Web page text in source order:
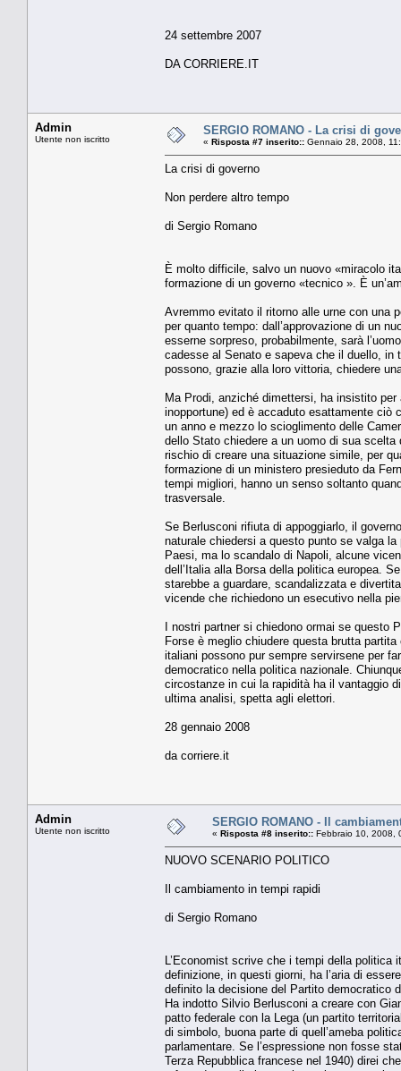
24 settembre 2007
DA CORRIERE.IT
Admin
Utente non iscritto
SERGIO ROMANO - La crisi di
« Risposta #7 inserito:: Gennaio 28, 2008,
La crisi di governo
Non perdere altro tempo
di Sergio Romano
È molto difficile, salvo un nuovo «miracolo
formazione di un governo «tecnico ». È
Avremmo evitato il ritorno alle urne con una
per quanto tempo: dall’approvazione di un
esserne sorpreso, probabilmente, sarà
cadesse al Senato e sapeva che il duello, in
possono, grazie alla loro vittoria, chiedere
Ma Prodi, anziché dimettersi, ha insistito
inopportune) ed è accaduto esattamente
un anno e mezzo lo scioglimento delle
dello Stato chiedere a un uomo di sua
rischio di creare una situazione simile, per
formazione di un ministero presieduto da
tempi migliori, hanno un senso soltanto
trasversale.
Se Berlusconi rifiuta di appoggiarlo, il
naturale chiedersi a questo punto se valga
Paesi, ma lo scandalo di Napoli, alcune
dell’Italia alla Borsa della politica europea.
starebbe a guardare, scandalizzata e
vicende che richiedono un esecutivo nella
I nostri partner si chiedono ormai se questo
Forse è meglio chiudere questa brutta
italiani possono pur sempre servirsene per
democratico nella politica nazionale.
circostanze in cui la rapidità ha il vantaggio
ultima analisi, spetta agli elettori.
28 gennaio 2008
da corriere.it
Admin
Utente non iscritto
SERGIO ROMANO - Il
« Risposta #8 inserito:: Febbraio 10, 2008,
NUOVO SCENARIO POLITICO
Il cambiamento in tempi rapidi
di Sergio Romano
L’Economist scrive che i tempi della politica
definizione, in questi giorni, ha l’aria di
definito la decisione del Partito democratico
Ha indotto Silvio Berlusconi a creare con
patto federale con la Lega (un partito
di simbolo, buona parte di quell’ameba
parlamentare. Se l’espressione non fosse
Terza Repubblica francese nel 1940) direi